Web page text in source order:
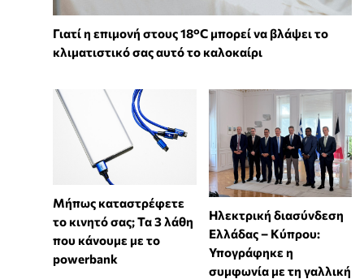
Γιατί η επιμονή στους 18°C μπορεί να βλάψει το
κλιματιστικό σας αυτό το καλοκαίρι
Μήπως καταστρέφετε
το κινητό σας; Τα 3 λάθη
που κάνουμε με το
powerbank
Ηλεκτρική διασύνδεση
Ελλάδας – Κύπρου:
Υπογράφηκε η
συμφωνία με τη γαλλική